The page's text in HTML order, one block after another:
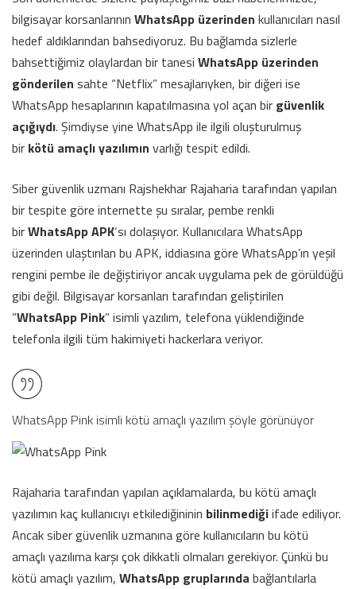
bilgisayar korsanlarının WhatsApp üzerinden kullanıcıları nasıl
hedef aldıklarından bahsediyoruz. Bu bağlamda sizlerle
bahsettiğimiz olaylardan bir tanesi WhatsApp üzerinden
gönderilen sahte “Netflix” mesajlarıyken, bir diğeri ise
WhatsApp hesaplarının kapatılmasına yol açan bir güvenlik
açığıydı. Şimdiyse yine WhatsApp ile ilgili oluşturulmuş
bir kötü amaçlı yazılımın varlığı tespit edildi.
Siber güvenlik uzmanı Rajshekhar Rajaharia tarafından yapılan
bir tespite göre internette şu sıralar, pembe renkli
birWhatsApp APK‘sı dolaşıyor. Kullanıcılara WhatsApp
üzerinden ulaştırılan bu APK, iddiasına göre WhatsApp’ın yeşil
rengini pembe ile değiştiriyor ancak uygulama pek de görüldüğü
gibi değil. Bilgisayar korsanları tarafından geliştirilen
“WhatsApp Pink” isimli yazılım, telefona yüklendiğinde
telefonla ilgili tüm hakimiyeti hackerlara veriyor.
WhatsApp Pink isimli kötü amaçlı yazılım şöyle görünüyor
Rajaharia tarafından yapılan açıklamalarda, bu kötü amaçlı
yazılımın kaç kullanıcıyı etkilediğininin bilinmediğiifade ediliyor.
Ancak siber güvenlik uzmanına göre kullanıcıların bu kötü
amaçlı yazılıma karşı çok dikkatli olmaları gerekiyor. Çünkü bu
kötü amaçlı yazılım, WhatsApp gruplarında bağlantılarla